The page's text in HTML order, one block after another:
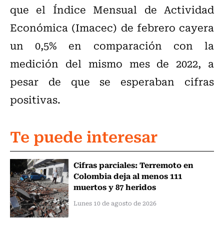
que el Índice Mensual de Actividad
Económica (Imacec) de febrero cayera
un 0,5% en comparación con la
medición del mismo mes de 2022, a
pesar de que se esperaban cifras
positivas.
Te puede interesar
Cifras parciales: Terremoto en
Colombia deja al menos 111
muertos y 87 heridos
Lunes 10 de agosto de 2026